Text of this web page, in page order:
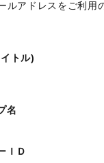
ルアドレスをご利用
トル)
名
ＩＤ